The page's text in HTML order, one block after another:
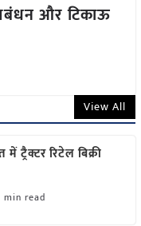
और टिकाऊ
View All
ट्रैक्टर रिटेल बिक्री
min read